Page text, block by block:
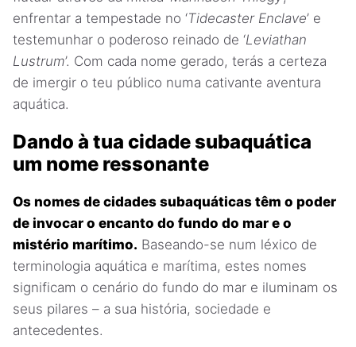
enfrentar a tempestade no ‘Tidecaster Enclave’ e
testemunhar o poderoso reinado de ‘Leviathan
Lustrum’. Com cada nome gerado, terás a certeza
de imergir o teu público numa cativante aventura
aquática.
Dando à tua cidade subaquática
um nome ressonante
Os nomes de cidades subaquáticas têm o poder
de invocar o encanto do fundo do mar e o
mistério marítimo. Baseando-se num léxico de
terminologia aquática e marítima, estes nomes
significam o cenário do fundo do mar e iluminam os
seus pilares – a sua história, sociedade e
antecedentes.